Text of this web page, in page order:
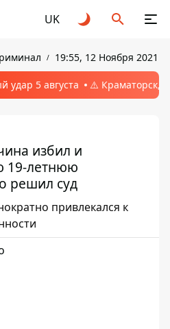
UK
19:55, 12 Ноября 2021
удар 5 августа ⚠️ Краматорск,
избил и
19-летнюю
решил суд
привлекался к